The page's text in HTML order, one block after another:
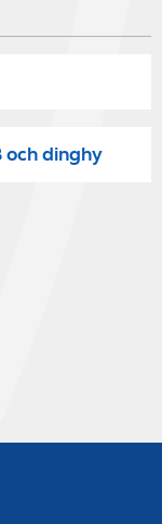
och dinghy